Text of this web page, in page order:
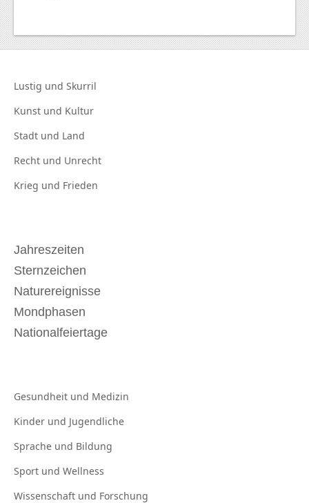
Lustig und Skurril
Kunst und Kultur
Stadt und Land
Recht und Unrecht
Krieg und Frieden
Jahreszeiten
Sternzeichen
Naturereignisse
Mondphasen
Nationalfeiertage
Gesundheit und Medizin
Kinder und Jugendliche
Sprache und Bildung
Sport und Wellness
Wissenschaft und Forschung